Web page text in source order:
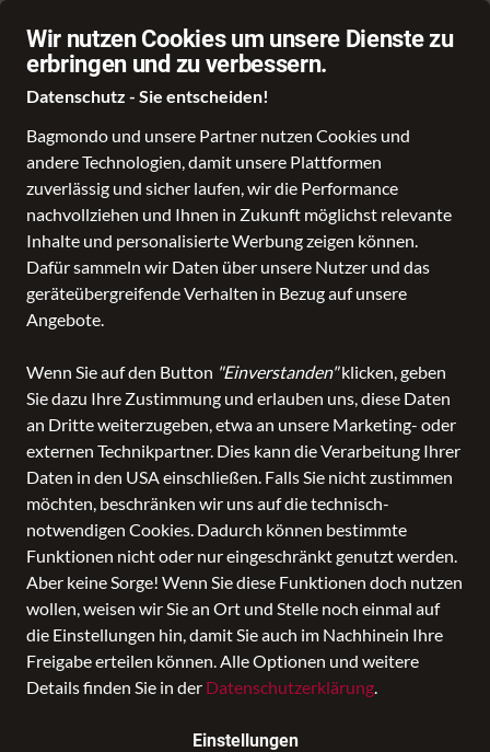
Wir nutzen Cookies um unsere Dienste zu
erbringen und zu verbessern.
Datenschutz - Sie entscheiden!
Bagmondo und unsere Partner nutzen Cookies und
andere Technologien, damit unsere Plattformen
zuverlässig und sicher laufen, wir die Performance
nachvollziehen und Ihnen in Zukunft möglichst relevante
Inhalte und personalisierte Werbung zeigen können.
Dafür sammeln wir Daten über unsere Nutzer und das
geräteübergreifende Verhalten in Bezug auf unsere
Angebote.
Wenn Sie auf den Button "Einverstanden"klicken, geben
Sie dazu Ihre Zustimmung und erlauben uns, diese Daten
an Dritte weiterzugeben, etwa an unsere Marketing- oder
externen Technikpartner. Dies kann die Verarbeitung Ihrer
Daten in den USA einschließen. Falls Sie nicht zustimmen
möchten, beschränken wir uns auf die technisch-
notwendigen Cookies. Dadurch können bestimmte
Funktionen nicht oder nur eingeschränkt genutzt werden.
Aber keine Sorge! Wenn Sie diese Funktionen doch nutzen
wollen, weisen wir Sie an Ort und Stelle noch einmal auf
die Einstellungen hin, damit Sie auch im Nachhinein Ihre
Freigabe erteilen können. Alle Optionen und weitere
Details finden Sie in der Datenschutzerklärung.
Einstellungen
Reise Business Freizeit Fashion & Lifestyle
Puck 14, hotchili